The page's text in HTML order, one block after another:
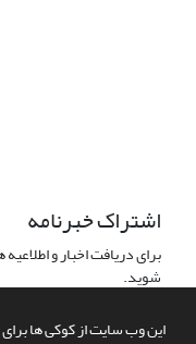
این وب سایت از کوکی ها برای
اشتراک خبرنامه
برای دریافت اخبار و
شوید.